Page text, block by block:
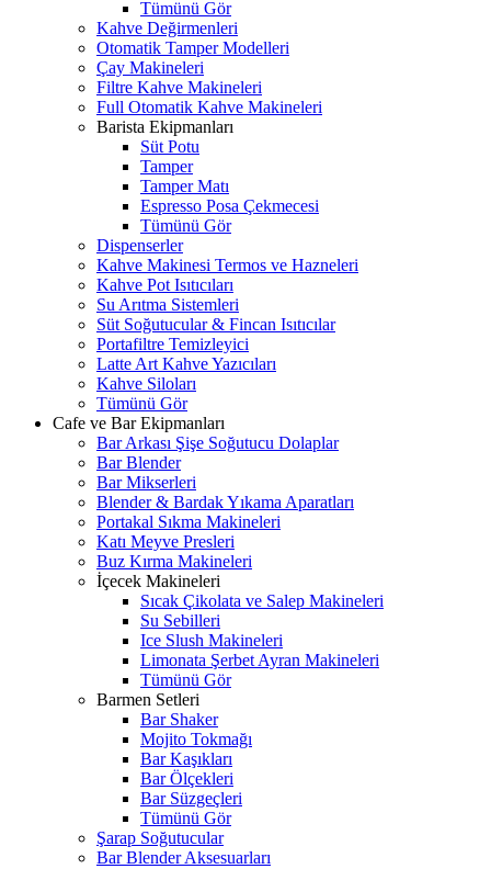
Tümünü Gör
Kahve Değirmenleri
Otomatik Tamper Modelleri
Çay Makineleri
Filtre Kahve Makineleri
Full Otomatik Kahve Makineleri
Barista Ekipmanları
Süt Potu
Tamper
Tamper Matı
Espresso Posa Çekmecesi
Tümünü Gör
Dispenserler
Kahve Makinesi Termos ve Hazneleri
Kahve Pot Isıtıcıları
Su Arıtma Sistemleri
Süt Soğutucular & Fincan Isıtıcılar
Portafiltre Temizleyici
Latte Art Kahve Yazıcıları
Kahve Siloları
Tümünü Gör
Cafe ve Bar Ekipmanları
Bar Arkası Şişe Soğutucu Dolaplar
Bar Blender
Bar Mikserleri
Blender & Bardak Yıkama Aparatları
Portakal Sıkma Makineleri
Katı Meyve Presleri
Buz Kırma Makineleri
İçecek Makineleri
Sıcak Çikolata ve Salep Makineleri
Su Sebilleri
Ice Slush Makineleri
Limonata Şerbet Ayran Makineleri
Tümünü Gör
Barmen Setleri
Bar Shaker
Mojito Tokmağı
Bar Kaşıkları
Bar Ölçekleri
Bar Süzgeçleri
Tümünü Gör
Şarap Soğutucular
Bar Blender Aksesuarları